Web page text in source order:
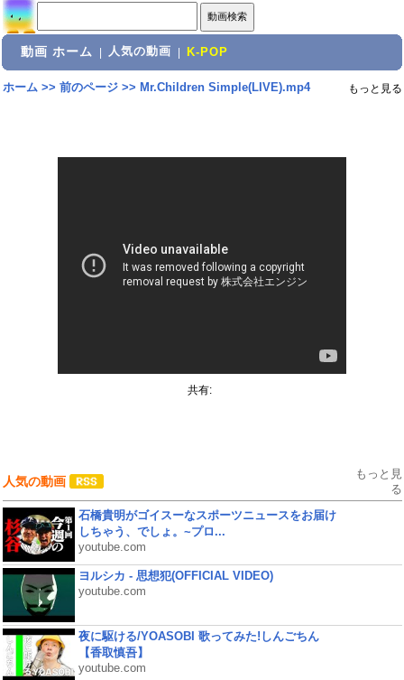
動画 ホーム 人気の動画 K-POP
ホーム>> 前のページ>> Mr.Children Simple(LIVE).mp4 もっと見る
共有:
人気の動画
もっと見
る
石橋貴明がゴイスーなスポーツニュースをお届け
しちゃう、でしょ。~プロ...
youtube.com
ヨルシカ - 思想犯(OFFICIAL VIDEO)
youtube.com
夜に駆ける/YOASOBI 歌ってみた!しんごちん
【香取慎吾】
youtube.com